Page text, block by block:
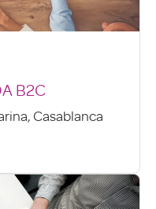
B2C
Casablanca